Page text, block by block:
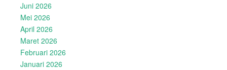
Juni 2026
Mei 2026
April 2026
Maret 2026
Februari 2026
Januari 2026